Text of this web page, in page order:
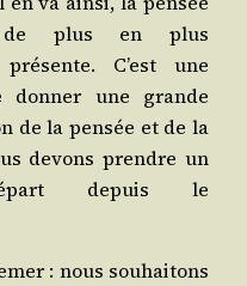
de plus en plus
C’est une
don­ner une grande
de la pen­sée et de la
devons prendre un
depuis le
: nous sou­hai­tons